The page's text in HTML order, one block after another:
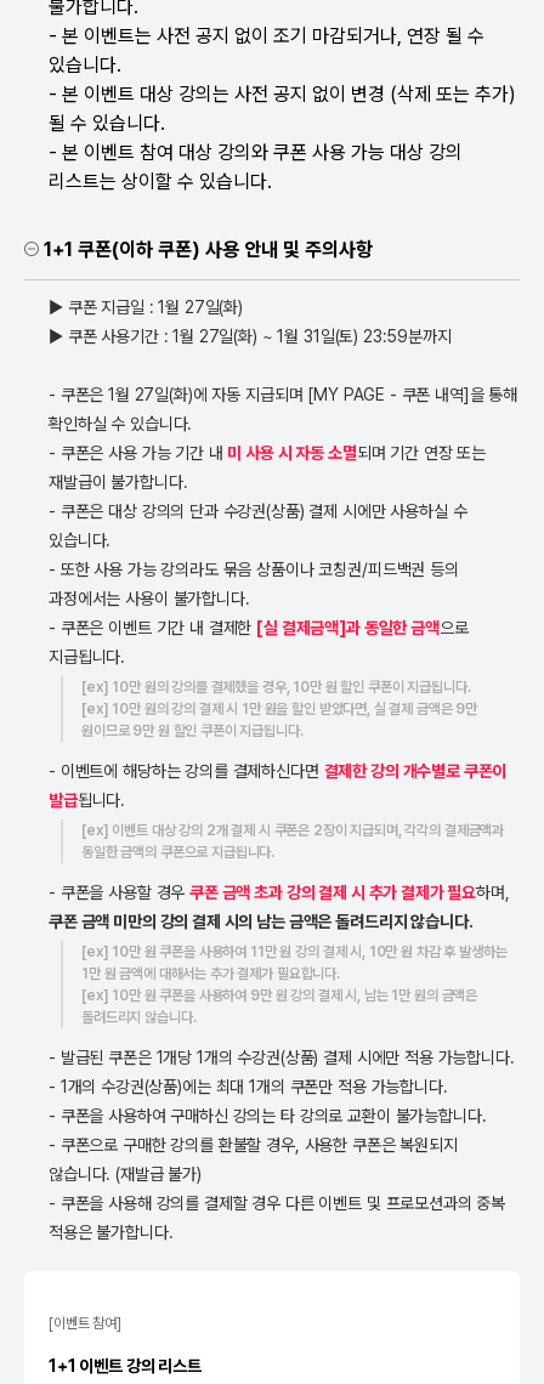
불가합니다.
- 본 이벤트는 사전 공지 없이 조기 마감되거나, 연장 될 수
있습니다.
- 본 이벤트 대상 강의는 사전 공지 없이 변경 (삭제 또는 추가)
될 수 있습니다.
- 본 이벤트 참여 대상 강의와 쿠폰 사용 가능 대상 강의
리스트는 상이할 수 있습니다.
1+1 쿠폰(이하 쿠폰) 사용 안내 및 주의사항
▶ 쿠폰 지급일 : 1월 27일(화)
▶ 쿠폰 사용기간 : 1월 27일(화) ~ 1월 31일(토) 23:59분까지
- 쿠폰은 1월 27일(화)에 자동 지급되며 [MY PAGE - 쿠폰 내역]을 통해
확인하실 수 있습니다.
- 쿠폰은 사용 가능 기간 내 미 사용 시 자동 소멸되며 기간 연장 또는
재발급이 불가합니다.
- 쿠폰은 대상 강의의 단과 수강권(상품) 결제 시에만 사용하실 수
있습니다.
- 또한 사용 가능 강의라도 묶음 상품이나 코칭권/피드백권 등의
과정에서는 사용이 불가합니다.
- 쿠폰은 이벤트 기간 내 결제한 [실 결제금액]과 동일한 금액으로
지급됩니다.
[ex] 10만 원의 강의를 결제했을 경우, 10만 원 할인 쿠폰이 지급됩니다.
[ex] 10만 원의 강의 결제 시 1만 원을 할인 받았다면, 실 결제 금액은 9만
원이므로 9만 원 할인 쿠폰이 지급됩니다.
- 이벤트에 해당하는 강의를 결제하신다면 결제한 강의 개수별로 쿠폰이
발급됩니다.
[ex] 이벤트 대상 강의 2개 결제 시 쿠폰은 2장이 지급되며, 각각의 결제금액과
동일한 금액의 쿠폰으로 지급됩니다.
- 쿠폰을 사용할 경우쿠폰 금액 초과 강의 결제 시 추가 결제가 필요하며,
쿠폰 금액 미만의 강의 결제 시의 남는 금액은 돌려드리지 않습니다.
[ex] 10만 원 쿠폰을 사용하여 11만 원 강의 결제 시, 10만 원 차감 후 발생하는
1만 원 금액에 대해서는 추가 결제가 필요합니다.
[ex] 10만 원 쿠폰을 사용하여 9만 원 강의 결제 시, 남는 1만 원의 금액은
돌려드리지 않습니다.
- 발급된 쿠폰은 1개당 1개의 수강권(상품) 결제 시에만 적용 가능합니다.
- 1개의 수강권(상품)에는 최대 1개의 쿠폰만 적용 가능합니다.
- 쿠폰을 사용하여 구매하신 강의는 타 강의로 교환이 불가능합니다.
- 쿠폰으로 구매한 강의를 환불할 경우, 사용한 쿠폰은 복원되지
않습니다. (재발급 불가)
- 쿠폰을 사용해 강의를 결제할 경우 다른 이벤트 및 프로모션과의 중복
적용은 불가합니다.
[이벤트 참여]
1+1 이벤트 강의 리스트